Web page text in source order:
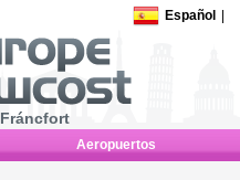
Español
Aeropuertos